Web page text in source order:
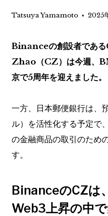
Tatsuya Yamamoto 2025
Binanceの創設者であ
Zhao（CZ）は今週、
京で5周年を迎えました。
一方、日本郵便銀行は、
ル）を活性化する予定で
の金融商品の取引のため
す。
BinanceのCZは
Web3上昇の中